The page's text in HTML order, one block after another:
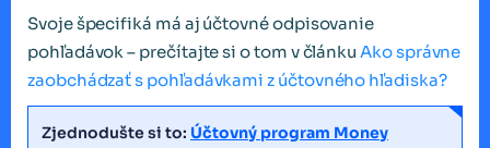
Svoje špecifiká má aj účtovné odpisovanie
pohľadávok – prečítajte si o tom v článku Ako správne
zaobchádzať s pohľadávkami z účtovného hľadiska?
Zjednodušte si to: Účtovný program Money